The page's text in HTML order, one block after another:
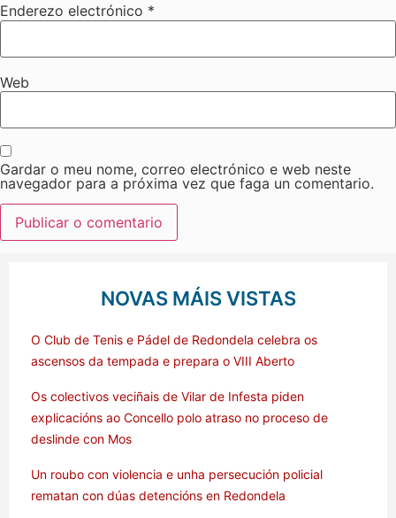
Enderezo electrónico *
Web
Gardar o meu nome, correo electrónico e web neste
navegador para a próxima vez que faga un comentario.
NOVAS MÁIS VISTAS
O Club de Tenis e Pádel de Redondela celebra os
ascensos da tempada e prepara o VIII Aberto
Os colectivos veciñais de Vilar de Infesta piden
explicacións ao Concello polo atraso no proceso de
deslinde con Mos
Un roubo con violencia e unha persecución policial
rematan con dúas detencións en Redondela